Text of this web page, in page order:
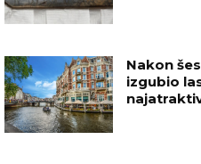
Nakon
izgubio